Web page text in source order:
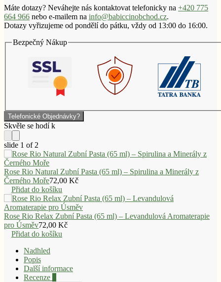
Máte dotazy? Neváhejte nás kontaktovat telefonicky na +420 775
664 966 nebo e-mailem na info@babiccinobchod.cz.
Dotazy vyřizujeme od pondělí do pátku, vždy od 13:00 do 16:00.
Bezpečný Nákup
Telefonické Objednávky?
slide 1 of 2
Rose Rio Natural Zubní Pasta (65 ml) – Spirulina a Minerály z
Černého Moře72,00 Kč
Přidat do košíku
Rose Rio Relax Zubní Pasta (65 ml) – Levandulová Aromaterapie
pro Úsměv72,00 Kč
Přidat do košíku
Nadhled
Popis
Další informace
Recenze